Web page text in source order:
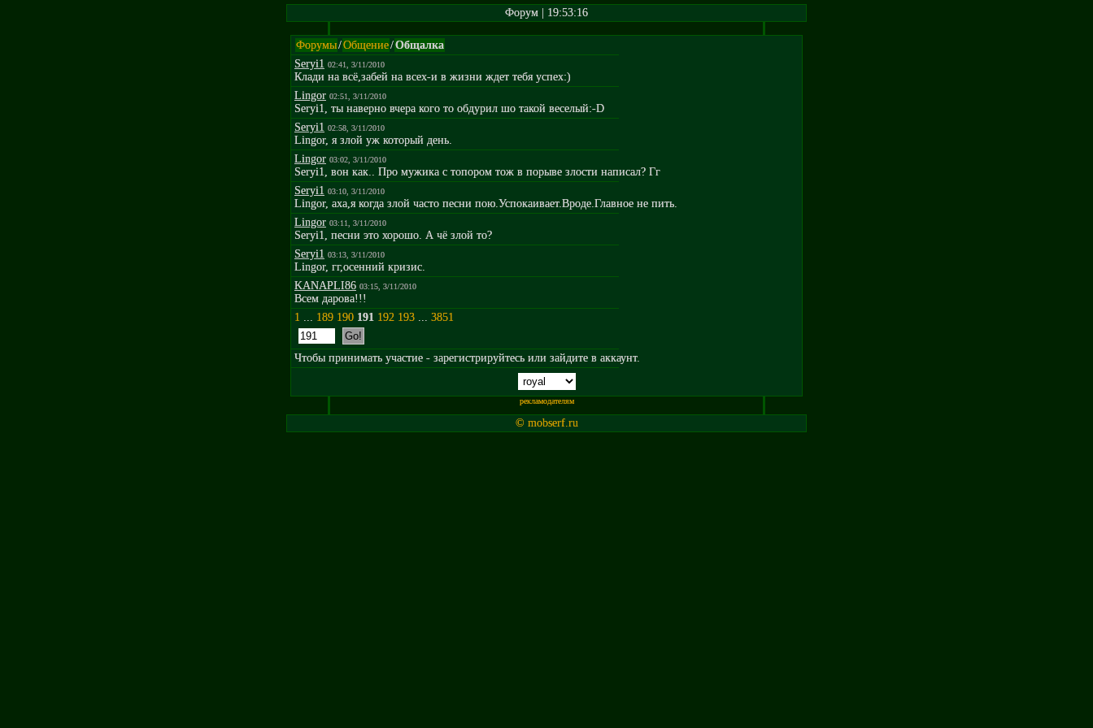
Форум | 19:53:16
Форумы/Общение/Общалка
Seryi1 02:41, 3/11/2010
Клади на всё,забей на всех-и в жизни ждет тебя успех:)
Lingor 02:51, 3/11/2010
Seryi1, ты наверно вчера кого то обдурил шо такой веселый:-D
Seryi1 02:58, 3/11/2010
Lingor, я злой уж который день.
Lingor 03:02, 3/11/2010
Seryi1, вон как.. Про мужика с топором тож в порыве злости написал? Гг
Seryi1 03:10, 3/11/2010
Lingor, аха,я когда злой часто песни пою.Успокаивает.Вроде.Главное не пить.
Lingor 03:11, 3/11/2010
Seryi1, песни это хорошо. А чё злой то?
Seryi1 03:13, 3/11/2010
Lingor, гг,осенний кризис.
KANAPLI86 03:15, 3/11/2010
Всем дарова!!!
1 ... 189 190 191 192 193 ... 3851
Чтобы принимать участие - зарегистрируйтесь или зайдите в аккаунт.
рекламодателям
© mobserf.ru